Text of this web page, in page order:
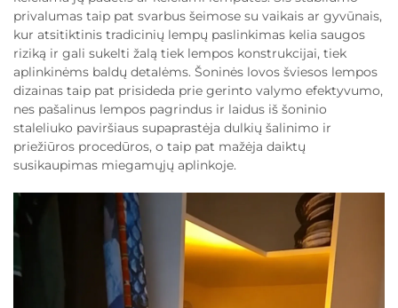
privalumas taip pat svarbus šeimose su vaikais ar gyvūnais,
kur atsitiktinis tradicinių lempų paslinkimas kelia saugos
riziką ir gali sukelti žalą tiek lempos konstrukcijai, tiek
aplinkinėms baldų detalėms. Šoninės lovos šviesos lempos
dizainas taip pat prisideda prie gerinto valymo efektyvumo,
nes pašalinus lempos pagrindus ir laidus iš šoninio
staleliuko paviršiaus supaprastėja dulkių šalinimo ir
priežiūros procedūros, o taip pat mažėja daiktų
susikaupimas miegamųjų aplinkoje.